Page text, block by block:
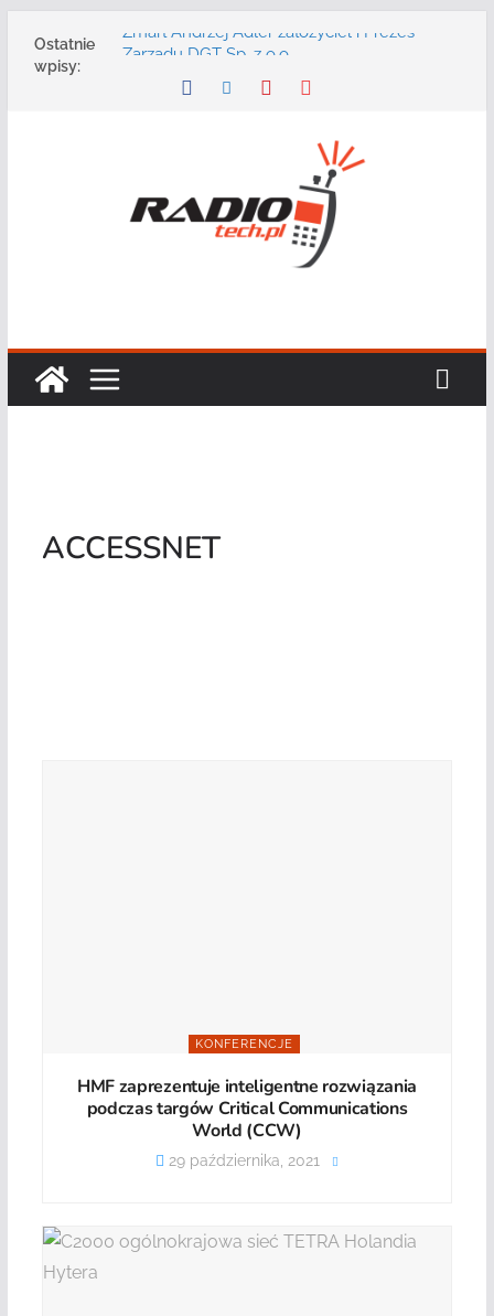
Ostatnie
wpisy:
Zmarł Andrzej Adler założyciel i Prezes
Zarządu DGT Sp. z o.o.
Radmor – największy polski producent
konferencję: „Bezpieczeństwo,
niezawodność i interoperacyjność
systemów teleinformatycznych”
Motorola Solutions oferuje agencjom
bezpieczeństwa publicznego usługę
łączności opartą na chmurze
ACCESSNET
KONFERENCJE
HMF zaprezentuje inteligentne rozwiązania
podczas targów Critical Communications
World (CCW)
29 października, 2021